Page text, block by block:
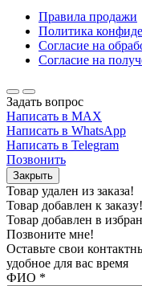
Правила продажи
Политика
Согласие на
Согласие на
Задать вопрос
Написать в MAX
Написать в WhatsApp
Написать в Telegram
Позвонить
Закрыть
Товар удален из заказа!
Товар добавлен к заказу!
Товар добавлен в
Позвоните мне!
Оставьте свои
удобное для вас время
ФИО *